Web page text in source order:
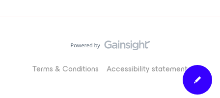
Terms & Conditions Accessibility statement